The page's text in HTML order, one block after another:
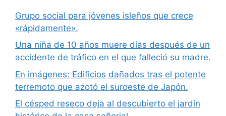
Grupo social para jóvenes isleños que crece
«rápidamente».
Una niña de 10 años muere días después de un
accidente de tráfico en el que falleció su madre.
En imágenes: Edificios dañados tras el potente
terremoto que azotó el suroeste de Japón.
El césped reseco deja al descubierto el jardín